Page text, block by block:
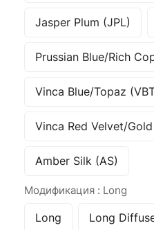
Jasper Plum (JPL)
Prussian Blue/Rich
Vinca Blue/Topaz
Vinca Red Velvet/Gold
Amber Silk (AS)
Модификация : Long
Long Long